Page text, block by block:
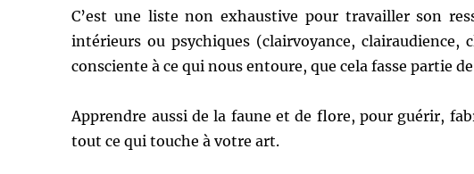
C’est une liste non exhaustive pour travailler son
intérieurs ou psychiques (clairvoyance, clairaudience,
consciente à ce qui nous entoure, que cela fasse partie
Apprendre aussi de la faune et de flore, pour guérir,
tout ce qui touche à votre art.